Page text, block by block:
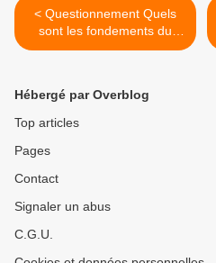
< Questionnement Quels
sont les fondements du
commerce internationale et
Hébergé par Overblog
Top articles
Pages
Contact
Signaler un abus
C.G.U.